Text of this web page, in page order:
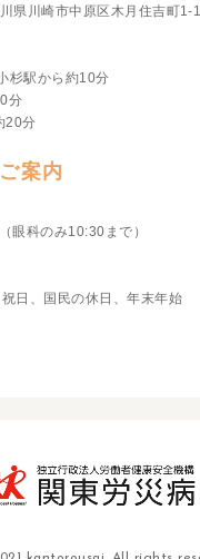
県川崎市中原区木月住吉町1-1
杉駅から約10分
分
20分
案内
眼科のみ10:30まで）
日、国民の休日、年末年始